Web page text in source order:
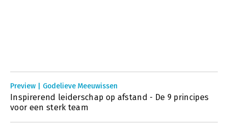
Preview | Godelieve Meeuwissen
Inspirerend leiderschap op afstand - De 9 principes
voor een sterk team